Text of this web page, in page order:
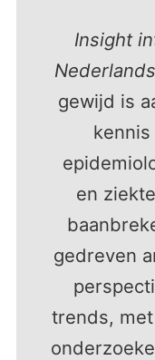
Insight
gewijd is
en
gedreven
trends,